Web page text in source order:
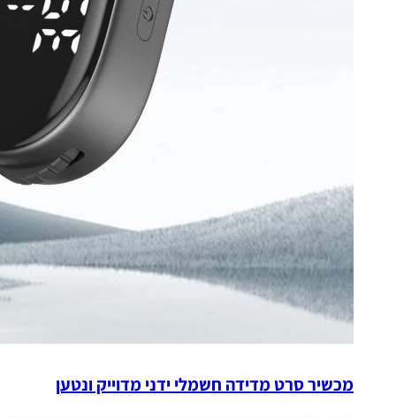
מכשיר סרט מדידה חשמלי ידני מדוייק ונטען